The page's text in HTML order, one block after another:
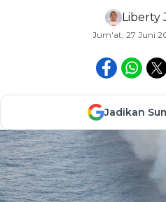
Liberty
Jum'at, 27 Juni
Jadikan